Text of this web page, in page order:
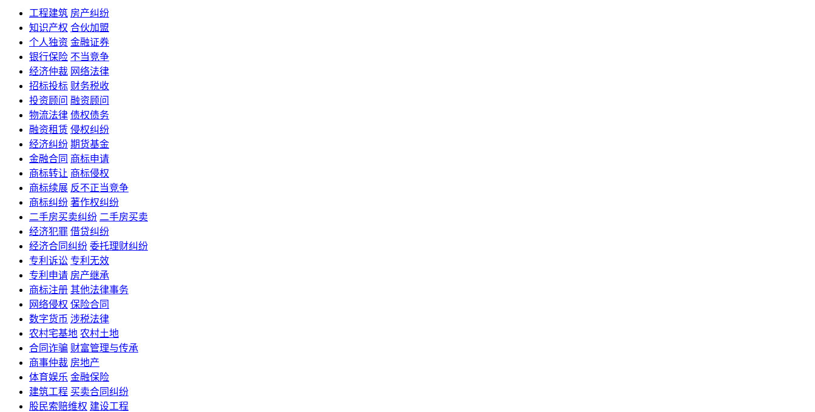
工程建筑 房产纠纷
知识产权 合伙加盟
个人独资 金融证券
银行保险 不当竞争
经济仲裁 网络法律
招标投标 财务税收
投资顾问 融资顾问
物流法律 债权债务
融资租赁 侵权纠纷
经济纠纷 期货基金
金融合同 商标申请
商标转让 商标侵权
商标续展 反不正当竞争
商标纠纷 著作权纠纷
二手房买卖纠纷 二手房买卖
经济犯罪 借贷纠纷
经济合同纠纷 委托理财纠纷
专利诉讼 专利无效
专利申请 房产继承
商标注册 其他法律事务
网络侵权 保险合同
数字货币 涉税法律
农村宅基地 农村土地
合同诈骗 财富管理与传承
商事仲裁 房地产
体育娱乐 金融保险
建筑工程 买卖合同纠纷
股民索赔维权 建设工程